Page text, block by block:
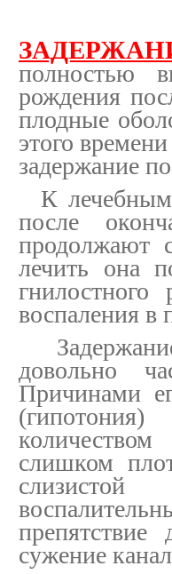
полностью
рождения
плодные
этого
задержание
К лечебным
после
продолжают
лечить она
гнилостного
воспаления в
довольно
Причинами
слишком
сужение